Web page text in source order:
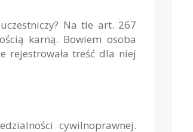
Na tle art. 267
karną. Bowiem osoba
rejestrowała treść dla niej
cywilnoprawnej.